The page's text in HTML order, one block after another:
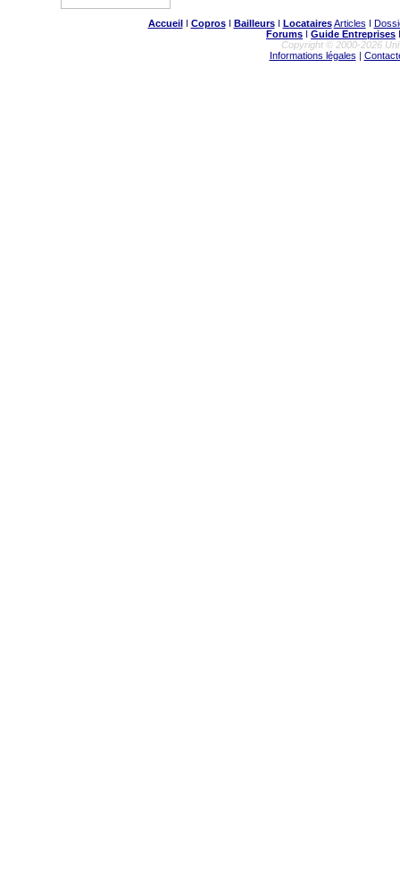
AccueilI CoprosI BailleursI Locataires Articles I
Forums I Guide Entreprises
Copyright © 2000-2026
Informations légales |